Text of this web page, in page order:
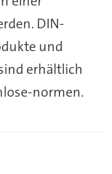
DIN-
und
erhältlich
normen.